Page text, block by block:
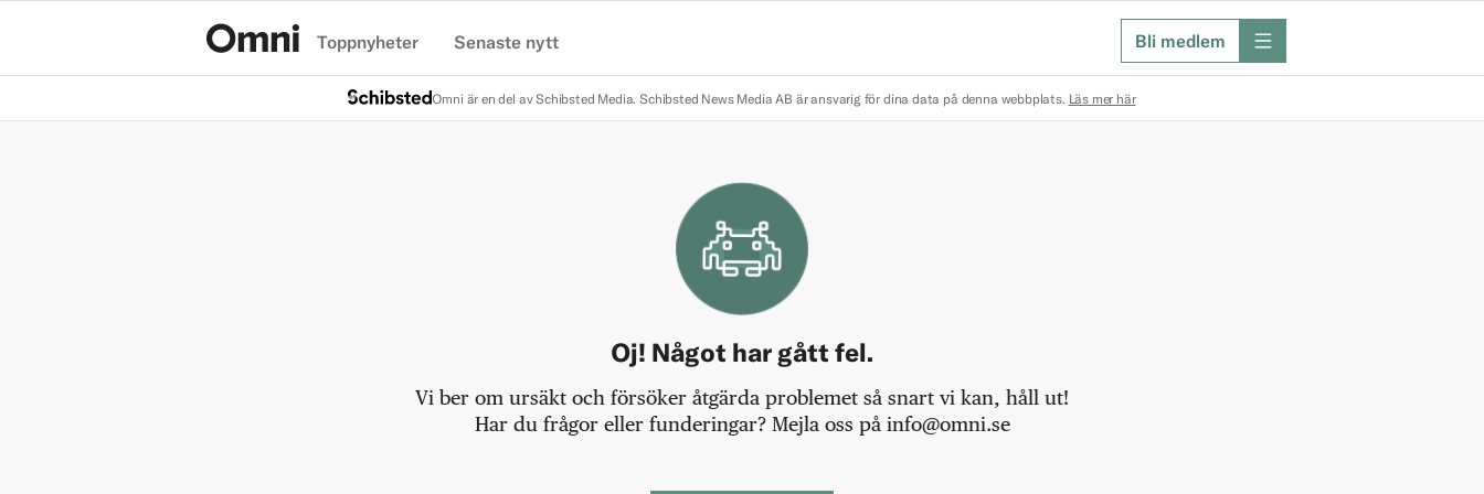
Toppnyheter Senaste nytt Bli medlem meny
Omni är en del av Schibsted Media. Schibsted News Media AB är ansvarig för dina data på denna webbplats. Läs mer här
Oj! Något har gått fel.
Vi ber om ursäkt och försöker åtgärda problemet så snart vi kan, håll ut!
Har du frågor eller funderingar? Mejla oss på info@omni.se